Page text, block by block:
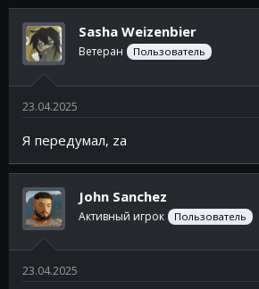
к
ц
и
и
:
Sasha Weizenbier
Ветеран Пользователь
23.04.2025
Я передумал, za
John Sanchez
Активный игрок Пользователь
23.04.2025